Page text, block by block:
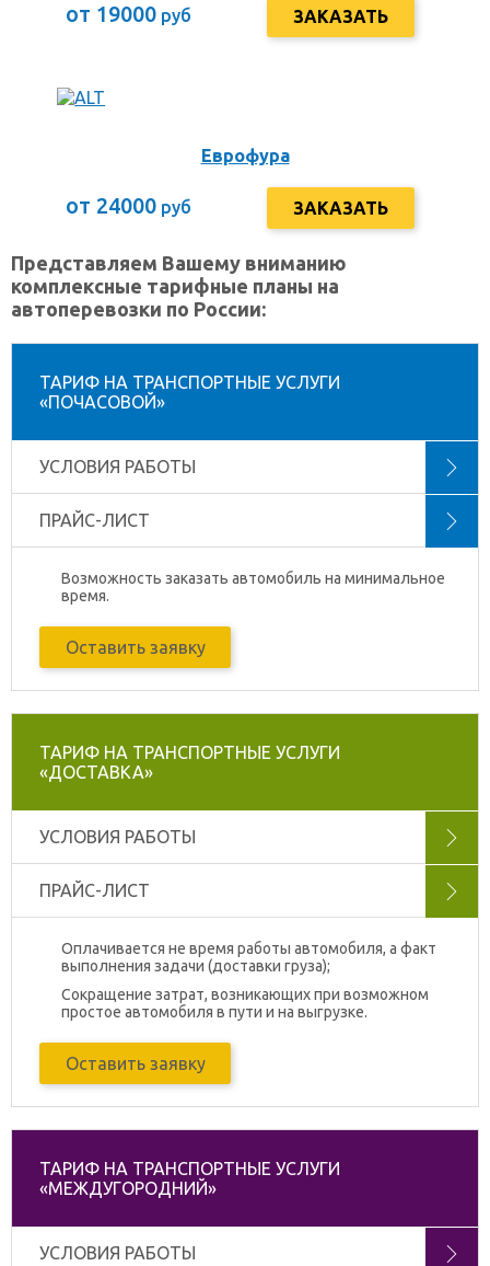
от 19000руб ЗАКАЗАТЬ
Еврофура
от 24000руб ЗАКАЗАТЬ
Представляем Вашему вниманию
комплексные тарифные планы на
автоперевозки по России:
ТАРИФ НА ТРАНСПОРТНЫЕ УСЛУГИ
«ПОЧАСОВОЙ»
УСЛОВИЯ РАБОТЫ
ПРАЙС-ЛИСТ
Возможность заказать автомобиль на минимальное
время.
Оставить заявку
ТАРИФ НА ТРАНСПОРТНЫЕ УСЛУГИ
«ДОСТАВКА»
УСЛОВИЯ РАБОТЫ
ПРАЙС-ЛИСТ
Оплачивается не время работы автомобиля, а факт
выполнения задачи (доставки груза);
Сокращение затрат, возникающих при возможном
простое автомобиля в пути и на выгрузке.
Оставить заявку
ТАРИФ НА ТРАНСПОРТНЫЕ УСЛУГИ
«МЕЖДУГОРОДНИЙ»
УСЛОВИЯ РАБОТЫ